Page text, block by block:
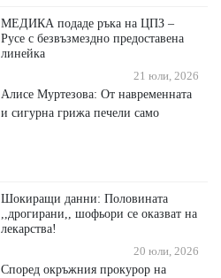
МЕДИКА подаде ръка на ЦПЗ –
Русе с безвъзмездно предоставена
линейка
21 юли, 2026
Алисе Муртезова: От навременната
и сигурна грижа печели само
Шокиращи данни: Половината
,,дрогирани,, шофьори се оказват на
лекарства!
20 юли, 2026
Според окръжния прокурор на